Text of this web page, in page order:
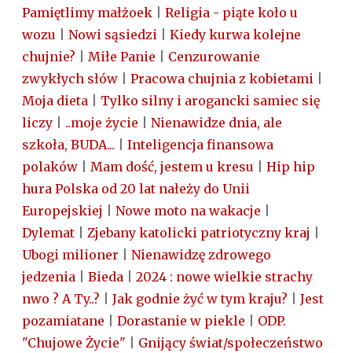
Pamiętlimy małżoek
Religia - piąte koło u
wozu
Nowi sąsiedzi
Kiedy kurwa kolejne
chujnie?
Miłe Panie
Cenzurowanie
zwykłych słów
Pracowa chujnia z kobietami
Moja dieta
Tylko silny i arogancki samiec się
liczy
..moje życie
Nienawidze dnia, ale
szkoła, BUDA...
Inteligencja finansowa
polaków
Mam dość, jestem u kresu
Hip hip
hura Polska od 20 lat nałeży do Unii
Europejskiej
Nowe moto na wakacje
Dylemat
Zjebany katolicki patriotyczny kraj
Ubogi milioner
Nienawidzę zdrowego
jedzenia
Bieda
2024 : nowe wielkie strachy
nwo ? A Ty..?
Jak godnie żyć w tym kraju?
Jest
pozamiatane
Dorastanie w piekle
ODP.
"Chujowe Życie"
Gnijący świat/społeczeństwo